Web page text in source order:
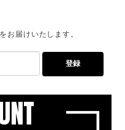
お届けいたします。
登録